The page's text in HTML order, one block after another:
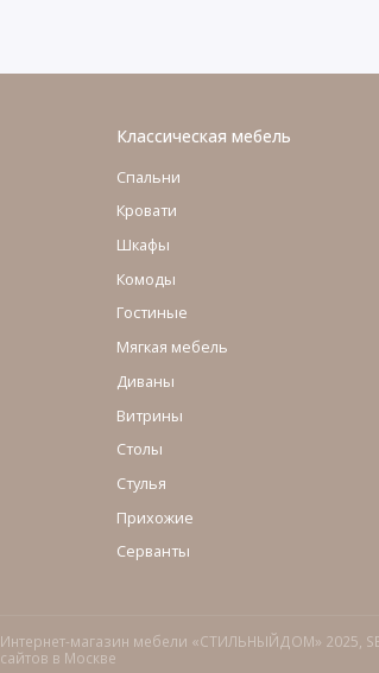
Классическая мебель
Спальни
Кровати
Шкафы
Комоды
Гостиные
Мягкая мебель
Диваны
Витрины
Столы
Стулья
Прихожие
Серванты
Интернет-магазин мебели «СТИЛЬНЫЙДОМ» 2025,
сайтов в Москве